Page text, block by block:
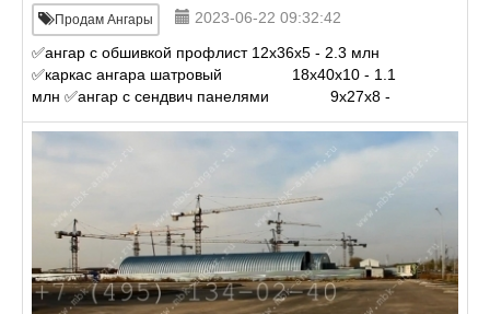
Продам Ангары
2023-06-22 09:32:42
✅ангар с обшивкой профлист 12х36х5 - 2.3 млн
✅каркас ангара шатровый 18х40х10 - 1.1
млн ✅ангар с сендвич панелями 9х27х8 -
3.5 млн ✅каркас ангара без о